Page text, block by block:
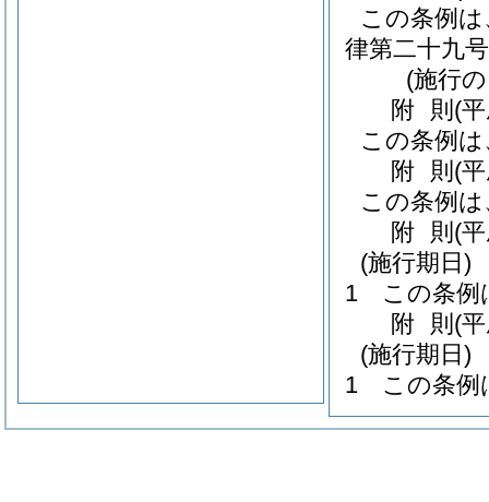
この条例
律第二十九
(施行
附 則 (
この条例
附 則 (
この条例
附 則 (
(施行期日)
1
この条例
附 則 (
(施行期日)
1
この条例